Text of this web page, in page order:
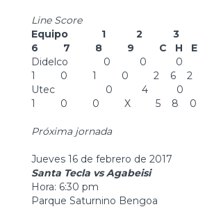
Line Score
Equipo 1 2
6 7 8 9 C H E
Didelco 0 0
1 0 1 0 2 6 2
Utec 0 4
1 0 0 X 5 8 0
Próxima jornada
Jueves 16 de febrero de 2017
Santa Tecla vs Agabeisi
Hora: 6:30 pm
Parque Saturnino Bengoa